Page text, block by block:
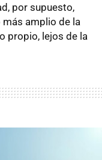
por supuesto,
amplio de la
propio, lejos de la